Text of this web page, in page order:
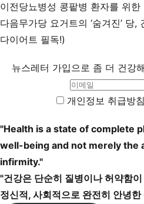
이전당뇨병성 콩팥병 환자를 위
다음무가당 요거트의 ‘숨겨진’ 당
다이어트 필독!)
뉴스레터 가입으로 좀 더 건강
개인정보 취급방
"Health is a state of complete
well-being and not merely the
infirmity."
"건강은 단순히 질병이나 허약함
정신적, 사회적으로 완전히 안녕한